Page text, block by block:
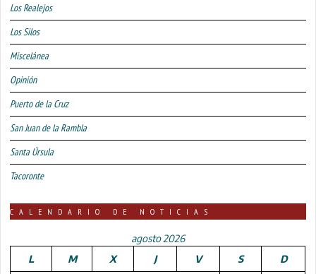
Los Realejos
Los Silos
Miscelánea
Opinión
Puerto de la Cruz
San Juan de la Rambla
Santa Úrsula
Tacoronte
CALENDARIO DE NOTICIAS
agosto 2026
L
M X J V S D